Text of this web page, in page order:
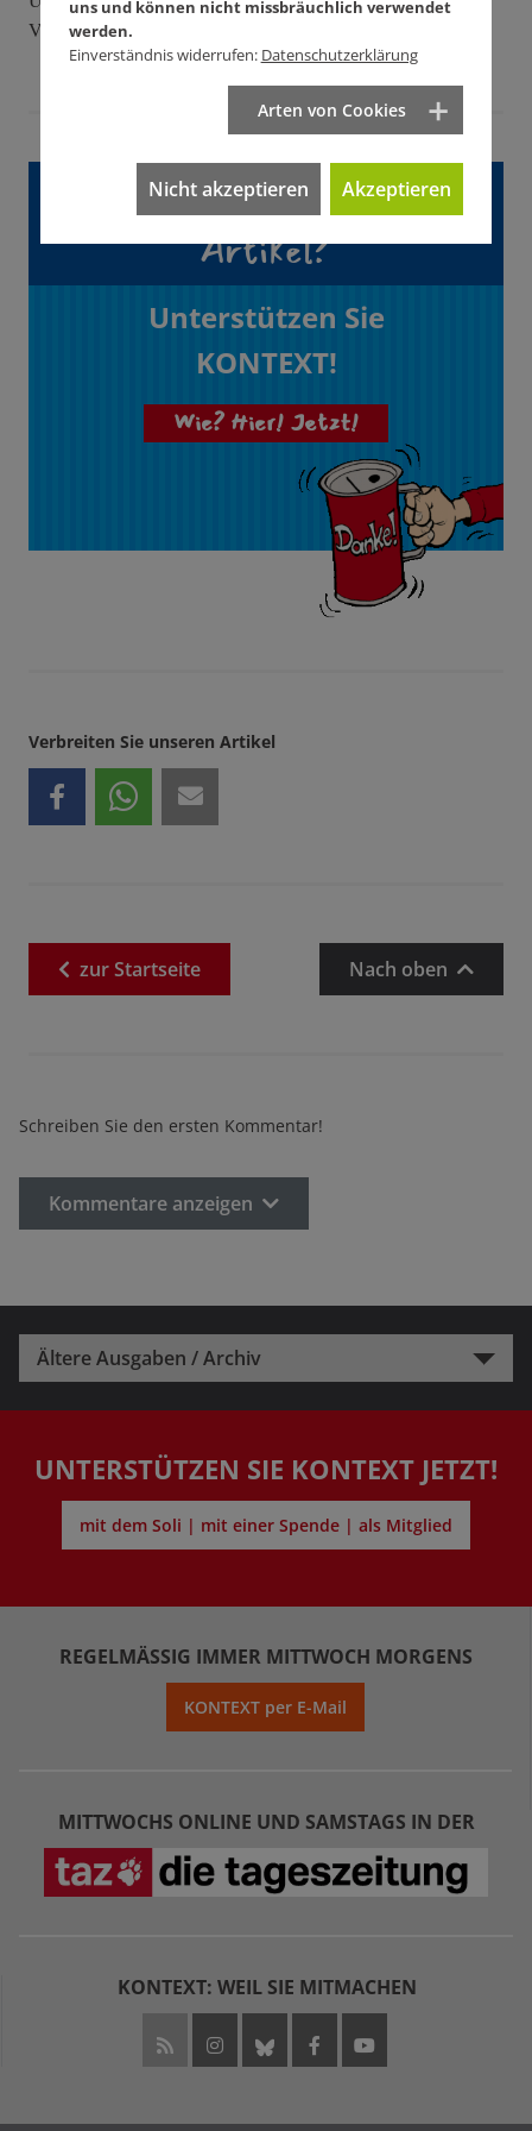
Vergnügen. Bleiben Sie am Ball!
Gefällt Ihnen dieser
Artikel?
Unterstützen Sie
KONTEXT!
Wie? Hier! Jetzt!
Verbreiten Sie unseren Artikel
zurStartseite Nach oben
Schreiben Sie den ersten Kommentar!
Kommentare anzeigen
Ältere Ausgaben / Archiv
UNTERSTÜTZEN SIE KONTEXT JETZT!
mit dem Soli | mit einer Spende | als Mitglied
REGELMÄSSIG IMMER MITTWOCH MORGENS
KONTEXT per E-Mail
MITTWOCHS ONLINE UND SAMSTAGS IN DER
KONTEXT: WEIL SIE MITMACHEN
uns und können nicht missbräuchlich verwendet
werden.
Einverständnis widerrufen: Datenschutzerklärung
Arten von Cookies
Nicht akzeptieren Akzeptieren